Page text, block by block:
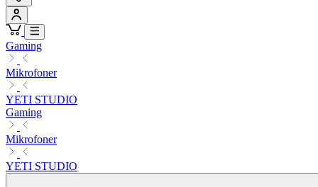
Gaming
Mikrofoner
YETI STUDIO
Gaming
Mikrofoner
YETI STUDIO